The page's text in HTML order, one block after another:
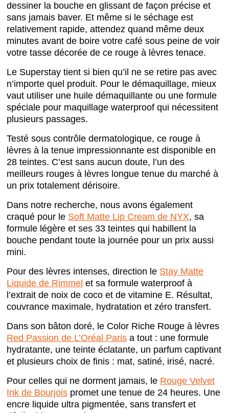
dessiner la bouche en glissant de façon précise et
sans jamais baver. Et même si le séchage est
relativement rapide, attendez quand même deux
minutes avant de boire votre café sous peine de voir
votre tasse décorée de ce rouge à lèvres tenace.
Le Superstay tient si bien qu’il ne se retire pas avec
n’importe quel produit. Pour le démaquillage, mieux
vaut utiliser une huile démaquillante ou une formule
spéciale pour maquillage waterproof qui nécessitent
plusieurs passages.
Testé sous contrôle dermatologique, ce rouge à
lèvres à la tenue impressionnante est disponible en
28 teintes. C’est sans aucun doute, l’un des
meilleurs rouges à lèvres longue tenue du marché à
un prix totalement dérisoire.
Dans notre recherche, nous avons également
craqué pour le Soft Matte Lip Cream de NYX, sa
formule légère et ses 33 teintes qui habillent la
bouche pendant toute la journée pour un prix aussi
mini.
Pour des lèvres intenses, direction le Stay Matte
Liquide de Rimmel et sa formule waterproof à
l’extrait de noix de coco et de vitamine E. Résultat,
couvrance maximale, hydratation et zéro transfert.
Dans son bâton doré, le Color Riche Rouge à lèvres
Red Passion de L’Oréal Paris a tout : une formule
hydratante, une teinte éclatante, un parfum captivant
et plusieurs choix de finis : mat, satiné, irisé, nacré.
Pour celles qui ne dorment jamais, le Rouge Velvet
Ink de Bourjois promet une tenue de 24 heures. Une
encre liquide ultra pigmentée, sans transfert et